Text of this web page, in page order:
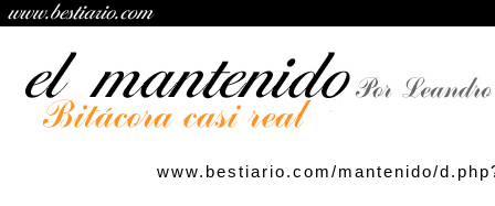
www.bestiario.com/mantenido/